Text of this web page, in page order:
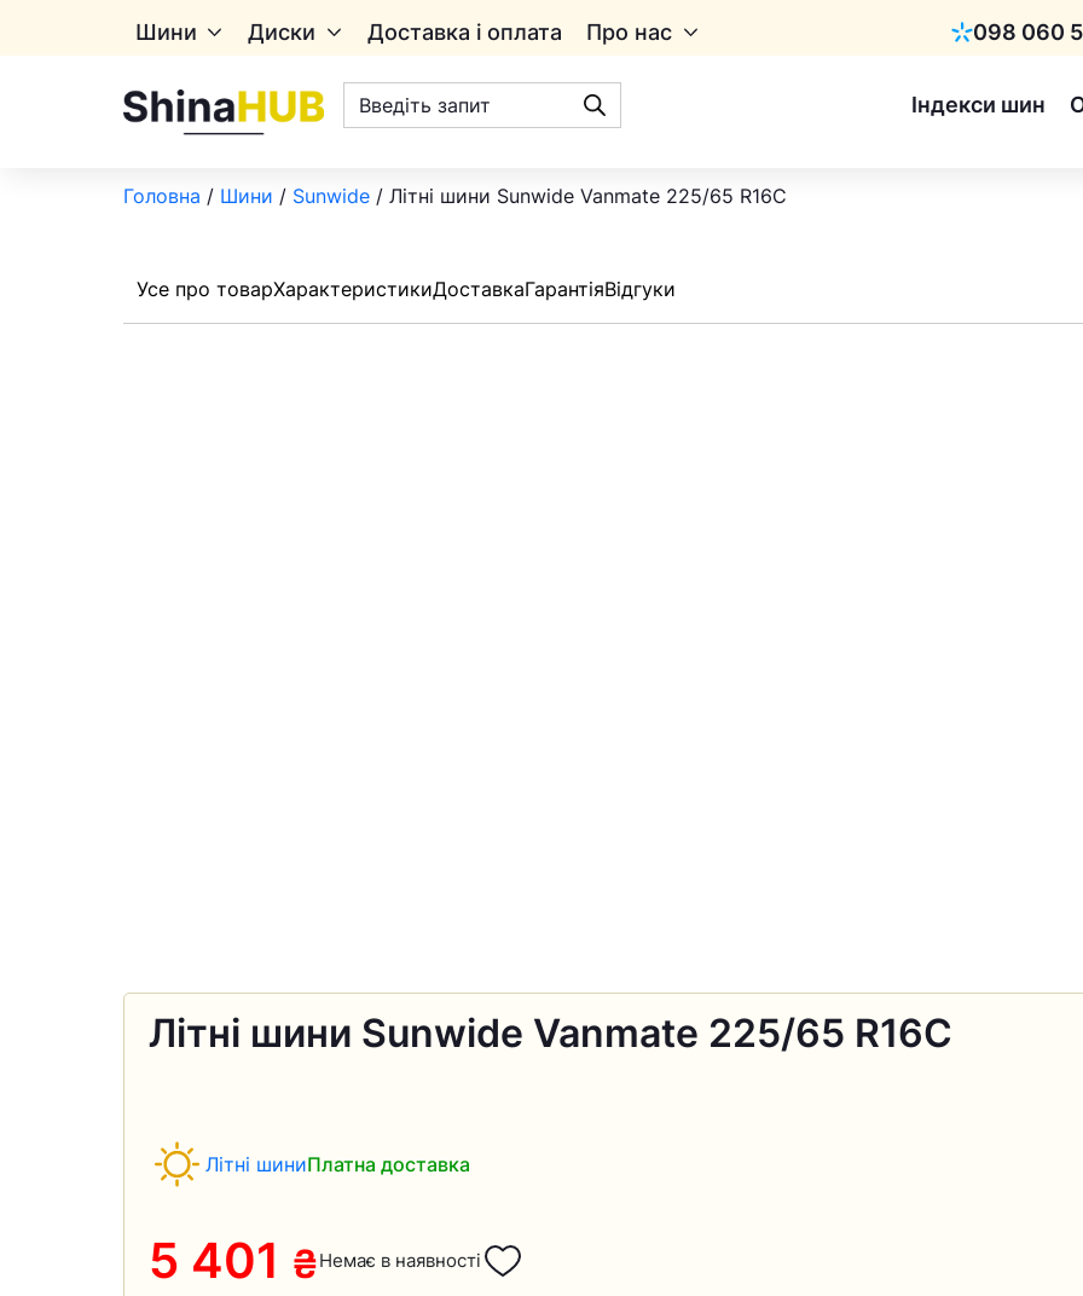
Шини Диски Доставка і оплата Про нас 098 060
Київстар
Пошук
товарів
Індекси шин
Головна / Шини / Sunwide / Літні шини Sunwide Vanmate 225/65 R16C
Усе про товарХарактеристикиДоставкаГарантіяВідгуки
Літні шини Sunwide Vanmate 225/65 R16C
Літні шиниПлатна доставка
5 401 ₴Немає в наявності